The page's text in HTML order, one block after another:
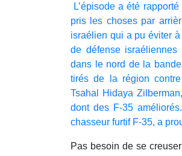
L’épisode a été
pris les choses par
israélien qui a pu éviter
de défense
dans le nord de la
tirés de la région
Tsahal Hidaya
dont des F-35
chasseur furtif F-35, a
Pas besoin de se